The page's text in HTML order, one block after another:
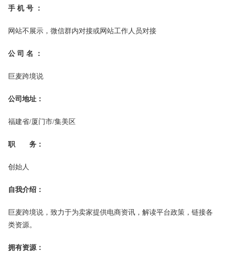
手 机 号 ：
网站不展示，微信群内对接或网站工作人员对接
公 司 名 ：
巨麦跨境说
公司地址：
福建省/厦门市/集美区
职 务：
创始人
自我介绍：
巨麦跨境说，致力于为卖家提供电商资讯，解读平台政策，链接各
类资源。
拥有资源：